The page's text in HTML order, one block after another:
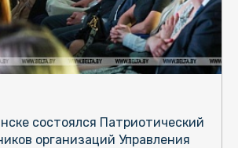
состоялся Патриотический
организаций Управления